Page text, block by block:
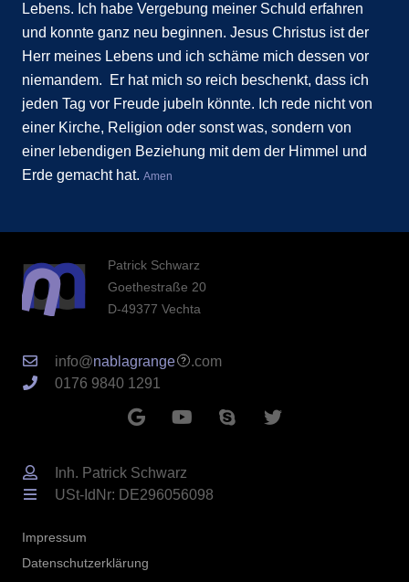
Lebens. Ich habe Vergebung meiner Schuld erfahren
und konnte ganz neu beginnen. Jesus Christus ist der
Herr meines Lebens und ich schäme mich dessen vor
niemandem. Er hat mich so reich beschenkt, dass ich
jeden Tag vor Freude jubeln könnte. Ich rede nicht von
einer Kirche, Religion oder sonst was, sondern von
einer lebendigen Beziehung mit dem der Himmel und
Erde gemacht hat. Amen
Patrick Schwarz
Goethestraße 20
D-49377 Vechta
info@nablagrange
.com
0176 9840 1291
Inh. Patrick Schwarz
USt-IdNr: DE296056098
Impressum
Datenschutzerklärung